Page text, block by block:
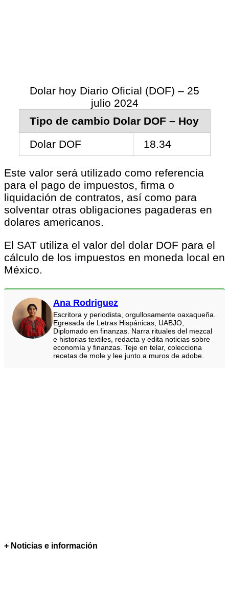
Dolar hoy Diario Oficial (DOF) – 25
julio 2024
Tipo de cambio Dolar DOF – Hoy
Dolar DOF
18.34
Este valor será utilizado como referencia
para el pago de impuestos, firma o
liquidación de contratos, así como para
solventar otras obligaciones pagaderas en
dolares americanos.
El SAT utiliza el valor del dolar DOF para el
cálculo de los impuestos en moneda local en
México.
Ana Rodriguez
Escritora y periodista, orgullosamente oaxaqueña.
Egresada de Letras Hispánicas, UABJO,
Diplomado en finanzas. Narra rituales del mezcal
e historias textiles, redacta y edita noticias sobre
economía y finanzas. Teje en telar, colecciona
recetas de mole y lee junto a muros de adobe.
+ Noticias e información